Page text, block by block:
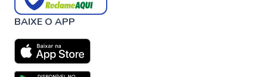
BAIXE O APP